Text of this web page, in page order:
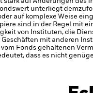
unterliegt
auf komplexe Weise
sind in der Regel mit
von Instituten, die
mit anderen
Fonds gehaltenen
dass es nicht